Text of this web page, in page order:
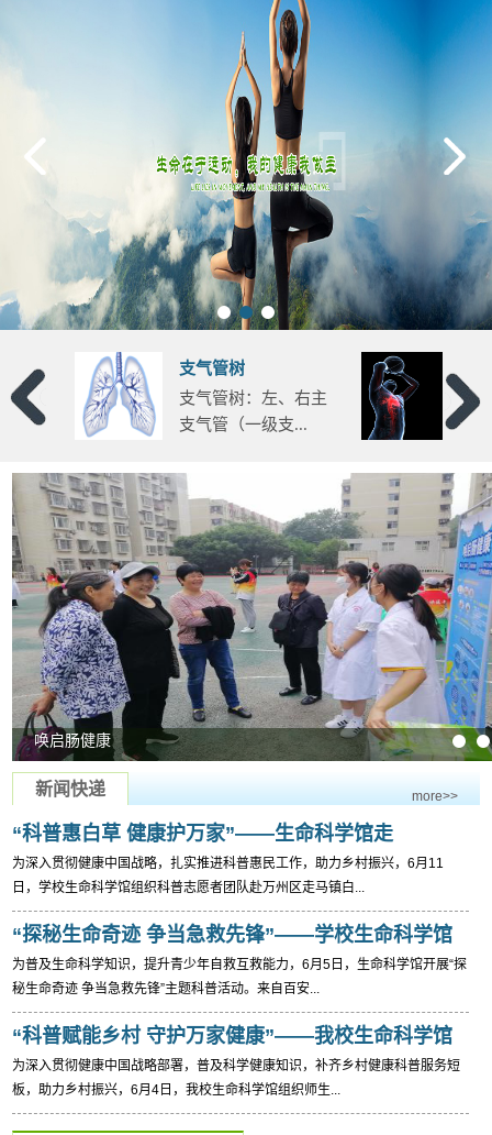
：左、右主
一级支...
心脏泵血与运动
运动时，心脏的每搏
输出量运动时是...
生命科学馆开展科普志愿者能力大比武
唤启肠健康
新闻快递 more>>
“科普惠白草 健康护万家”——生命科学馆走
进白草村开展健康...
为深入贯彻健康中国战略，扎实推进科普惠民工作，助力乡村振兴，6月11
日，学校生命科学馆组织科普志愿者团队赴万州区走马镇白...
“探秘生命奇迹 争当急救先锋”——学校生命科学馆
开展万州区...
为普及生命科学知识，提升青少年自救互救能力，6月5日，生命科学馆开展“探
秘生命奇迹 争当急救先锋”主题科普活动。来自百安...
“科普赋能乡村 守护万家健康”——我校生命科学馆
走进八角村...
为深入贯彻健康中国战略部署，普及科学健康知识，补齐乡村健康科普服务短
板，助力乡村振兴，6月4日，我校生命科学馆组织师生...